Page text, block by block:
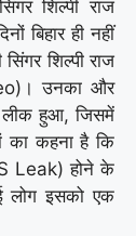
शिल्पी राज
बिहार ही नहीं
शिल्पी राज
उनका और
लीक हुआ, जिसमें
का कहना है कि
Leak) होने के
लोग इसको एक